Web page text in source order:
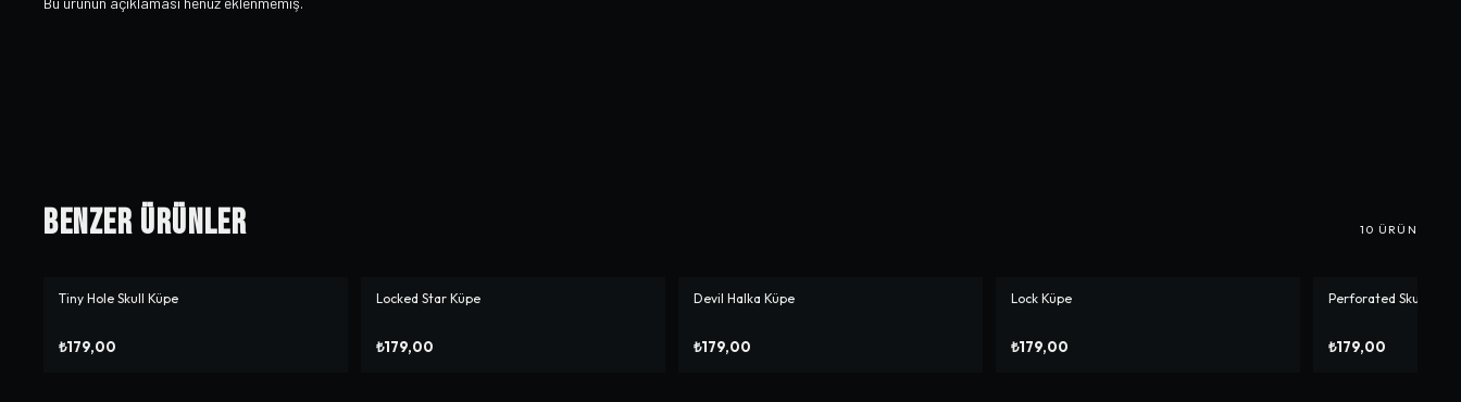
Benzer Ürünler 10 ÜRÜN
Tiny Hole Skull Küpe
₺179,00
Locked Star Küpe
₺179,00
Devil Halka Küpe
₺179,00
Lock Küpe
₺179,00
Perforated Skull Küpe
₺179,00